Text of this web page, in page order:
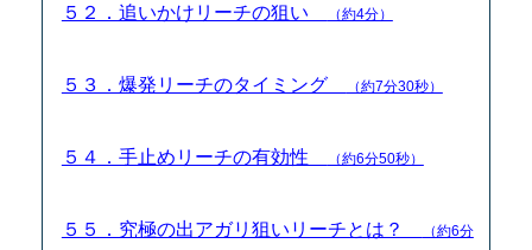
５２．追いかけリーチの狙い （約4分）
５３．爆発リーチのタイミング （約7分30秒）
５４．手止めリーチの有効性 （約6分50秒）
５５．究極の出アガリ狙いリーチとは？
（約6分